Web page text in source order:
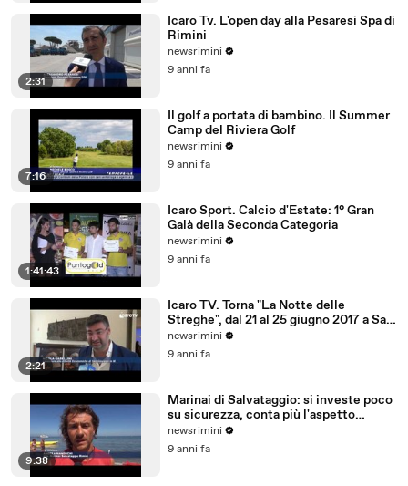
2:31
Icaro Tv. L'open day alla Pesaresi Spa di
Rimini
newsrimini
9 anni fa
7:16
Il golf a portata di bambino. Il Summer
Camp del Riviera Golf
newsrimini
9 anni fa
1:41:43
Icaro Sport. Calcio d'Estate: 1° Gran
Galà della Seconda Categoria
newsrimini
9 anni fa
2:21
Icaro TV. Torna "La Notte delle
Streghe", dal 21 al 25 giugno 2017 a San
Giovanni in M
newsrimini
9 anni fa
9:38
Marinai di Salvataggio: si investe poco
su sicurezza, conta più l'aspetto
economico
newsrimini
9 anni fa